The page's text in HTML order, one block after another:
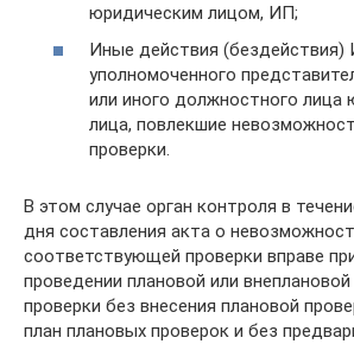
юридическим лицом, ИП;
Иные действия (бездействия)
уполномоченного
или иного должностного лица
лица, повлекшие
проверки.
В этом случае орган контроля в
дня составления акта о
соответствующей проверки вправе
проведении плановой или
проверки без внесения плановой
план плановых проверок и без